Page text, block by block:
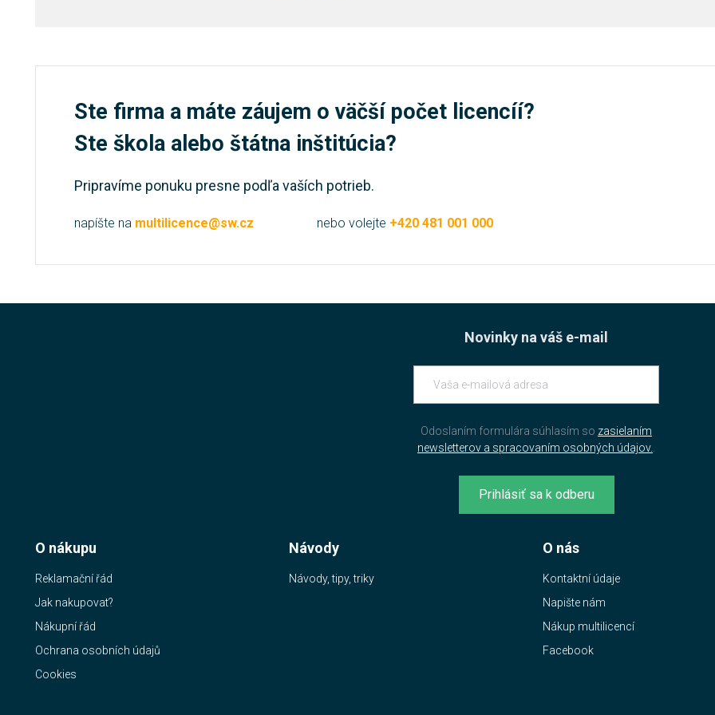
Ste firma a máte záujem o väčší počet licencíí?
Ste škola alebo štátna inštitúcia?
Pripravíme ponuku presne podľa vaších potrieb.
napíšte na multilicence@sw.cz nebo volejte +420 481 001 000
Novinky na váš e-mail
Odoslaním formulára súhlasím so zasielaním
newsletterov a spracovaním osobných údajov..
Prihlásiť sa k odberu
O nákupu
Reklamační řád
Jak nakupovat?
Nákupní řád
Ochrana osobních údajů
Cookies
Návody
Návody, tipy, triky
O nás
Kontaktní údaje
Napište nám
Nákup multilicencí
Facebook